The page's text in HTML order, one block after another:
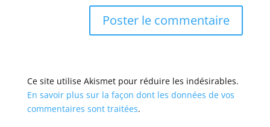
Ce site utilise Akismet pour réduire les indésirables.
En savoir plus sur la façon dont les données de vos
commentaires sont traitées.